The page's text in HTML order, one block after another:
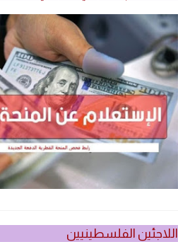
اللاجئين الفلسطينيين